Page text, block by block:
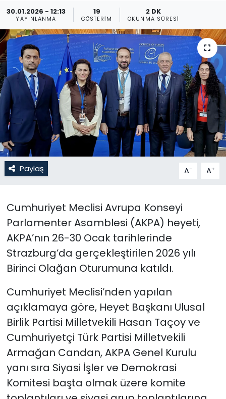
30.01.2026 - 12:13
YAYINLANMA
19
GÖSTERIM
2 DK
OKUNMA SÜRESI
Paylaş A- A+
Cumhuriyet Meclisi Avrupa Konseyi
Parlamenter Asamblesi (AKPA) heyeti,
AKPA’nın 26-30 Ocak tarihlerinde
Strazburg’da gerçekleştirilen 2026 yılı
Birinci Olağan Oturumuna katıldı.
Cumhuriyet Meclisi’nden yapılan
açıklamaya göre, Heyet Başkanı Ulusal
Birlik Partisi Milletvekili Hasan Taçoy ve
Cumhuriyetçi Türk Partisi Milletvekili
Armağan Candan, AKPA Genel Kurulu
yanı sıra Siyasi İşler ve Demokrasi
Komitesi başta olmak üzere komite
KKTC
KKTC YEREL SEÇİM 2018
Kültür Sanat
Magazin
Moda
Nöbetçi Eczaneler
Otomobil Dünyası
SAĞLIK
Spor
Teknoloji
TÜRKiYE
Video Galeri
YAŞAM
Yazarlar